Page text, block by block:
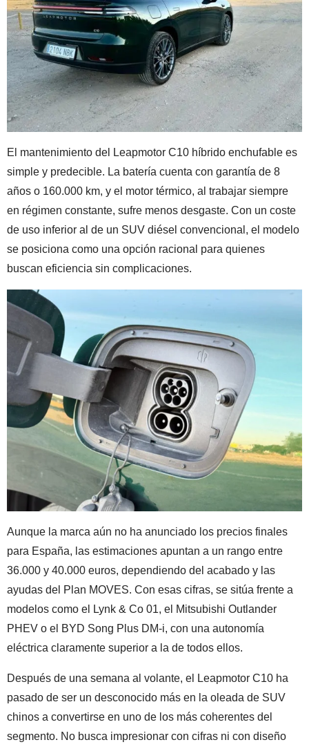
El mantenimiento del Leapmotor C10 híbrido enchufable es
simple y predecible. La batería cuenta con garantía de 8
años o 160.000 km, y el motor térmico, al trabajar siempre
en régimen constante, sufre menos desgaste. Con un coste
de uso inferior al de un SUV diésel convencional, el modelo
se posiciona como una opción racional para quienes
buscan eficiencia sin complicaciones.
Aunque la marca aún no ha anunciado los precios finales
para España, las estimaciones apuntan a un rango entre
36.000 y 40.000 euros, dependiendo del acabado y las
ayudas del Plan MOVES. Con esas cifras, se sitúa frente a
modelos como el Lynk & Co 01, el Mitsubishi Outlander
PHEV o el BYD Song Plus DM-i, con una autonomía
eléctrica claramente superior a la de todos ellos.
Después de una semana al volante, el Leapmotor C10 ha
pasado de ser un desconocido más en la oleada de SUV
chinos a convertirse en uno de los más coherentes del
segmento. No busca impresionar con cifras ni con diseño